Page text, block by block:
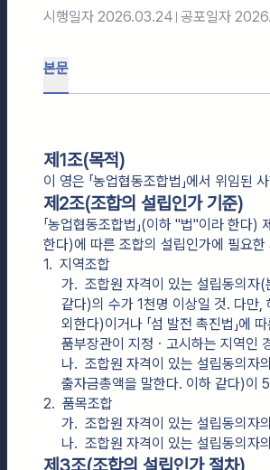
시행일자 2026.03.24 공포일자
본문
제1조(목적)
이 영은 「농업협동조합법」에서 위임
제2조(조합의 설립인가 기준)
「농업협동조합법」(이하 "법"이라 한
한다)에 따른 조합의 설립인가에 필요
1.  지역조합
가.  조합원 자격이 있는 설립동의자
같다)의 수가 1천명 이상일 것. 다만,
외한다)이거나 「섬 발전 촉진법」에
품부장관이 지정ㆍ고시하는 지역인
나.  조합원 자격이 있는 설립동의자
출자금총액을 말한다. 이하 같다)이
2.  품목조합
가.  조합원 자격이 있는 설립동의자
나.  조합원 자격이 있는 설립동의자
제3조(조합의 설립인가 절차)